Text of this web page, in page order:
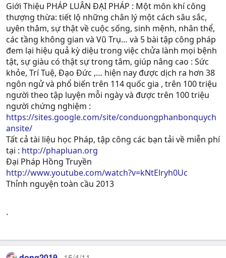
Giới Thiệu PHÁP LUÂN ĐẠI PHÁP : Một môn khí công
thượng thừa: tiết lộ những chân lý một cách sâu sắc,
uyên thâm, sự thật về cuộc sống, sinh mệnh, nhân thể,
các tầng không gian và Vũ Trụ… và 5 bài tập công pháp
đem lại hiệu quả kỳ diệu trong việc chửa lành mọi bệnh
tật, sự giàu có thật sự trong tâm, giúp nâng cao : Sức
khỏe, Trí Tuệ, Ðạo Ðức ,… hiện nay được dịch ra hơn 38
ngôn ngử và phổ biến trên 114 quốc gia , trên 100 triệu
người theo tập luyện mỗi ngày và được trên 100 triệu
người chứng nghiệm :
https://sites.google.com/site/conduongphanbonquych
ansite/
Tất cả tài liệu học Pháp, tập công các bạn tải về miễn phí
tại : http://phapluan.org
Đại Pháp Hồng Truyền
http://www.youtube.com/watch?v=kNtElryh0Uc
Thỉnh nguyện toàn cầu 2013
`